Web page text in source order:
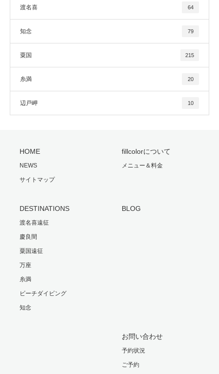
渡名喜 64
知念 79
粟国 215
糸満 20
辺戸岬 10
HOME
NEWS
サイトマップ
fillcolorについて
メニュー＆料金
DESTINATIONS
渡名喜遠征
慶良間
粟国遠征
万座
糸満
ビーチダイビング
知念
BLOG
お問い合わせ
予約状況
ご予約